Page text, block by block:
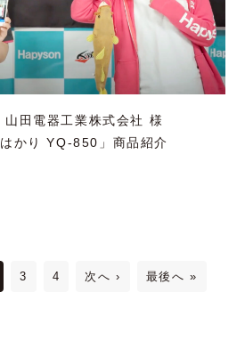
田電器工業株式会社 様
はかり YQ-850」商品紹介
3 4 次へ › 最後へ »